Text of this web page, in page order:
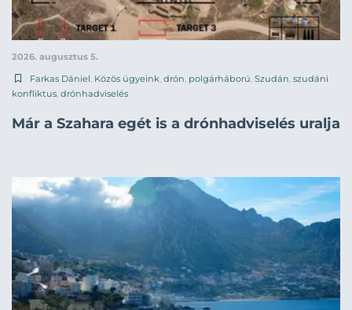
2026. augusztus 5.
Farkas Dániel Közös ügyeink drón polgárháború Szudán szudáni
konfliktus drónhadviselés
Már a Szahara egét is a drónhadviselés uralja